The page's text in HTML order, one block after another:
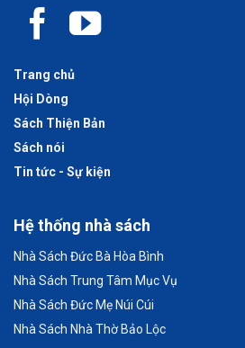
Trang chủ
Hội Dòng
Sách Thiện Bản
Sách nói
Tin tức - Sự kiện
Hệ thống nhà sách
Nhà Sách Đức Bà Hòa Bình
Nhà Sách Trung Tâm Mục Vụ
Nhà Sách Đức Mẹ Núi Cúi
Nhà Sách Nhà Thờ Bảo Lộc